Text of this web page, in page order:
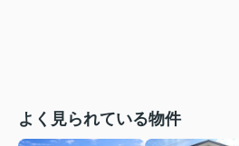
よく見られている物件